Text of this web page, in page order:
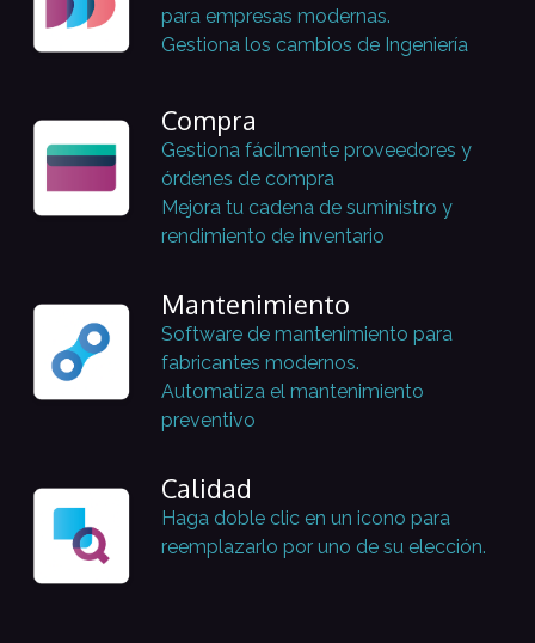
para empresas modernas.
Gestiona los cambios de Ingeniería
Compra
Gestiona fácilmente proveedores y
órdenes de compra
Mejora tu cadena de suministro y
rendimiento de inventario
Mantenimiento
Software de mantenimiento para
fabricantes modernos.
Automatiza el mantenimiento
preventivo
Calidad
Haga doble clic en un icono para
reemplazarlo por uno de su elección.